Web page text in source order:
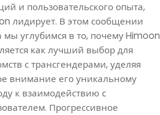
и пользовательского опыта,
лидирует. В этом сообщении
мы углубимся в то, почему Himoon
как лучший выбор для
с трансгендерами, уделяя
внимание его уникальному
к взаимодействию с
Прогрессивное